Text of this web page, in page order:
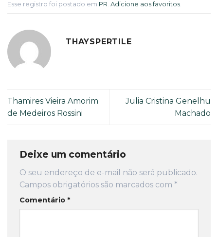
Esse registro foi postado em PR. Adicione aos favoritos.
THAYSPERTILE
Thamires Vieira Amorim
de Medeiros Rossini
Julia Cristina Genelhu
Machado
Deixe um comentário
O seu endereço de e-mail não será publicado.
Campos obrigatórios são marcados com *
Comentário *